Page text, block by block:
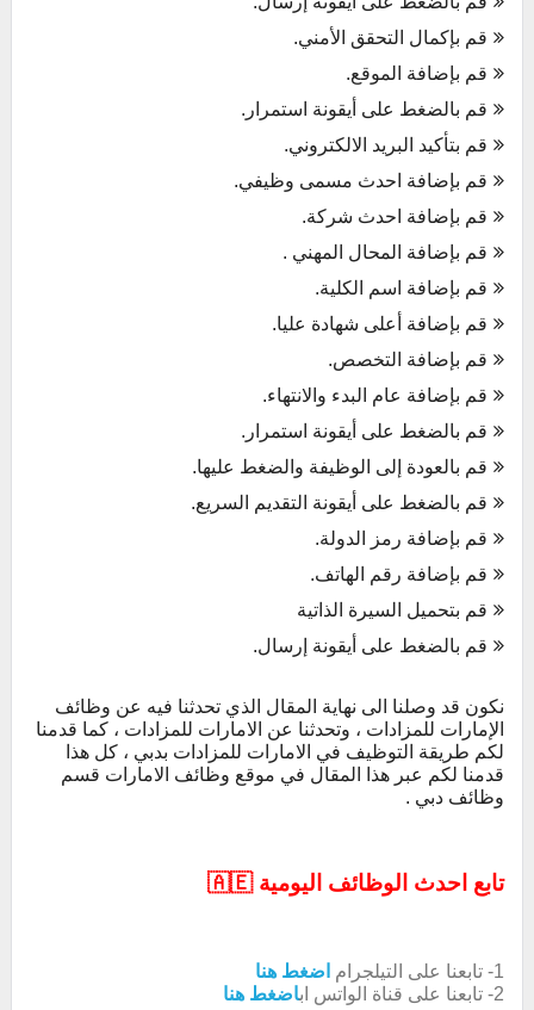
قم بإكمال التحقق الأمني.
قم بإضافة الموقع.
قم بالضغط على أيقونة استمرار.
قم بتأكيد البريد الالكتروني.
قم بإضافة احدث مسمى وظيفي.
قم بإضافة احدث شركة.
قم بإضافة المحال المهني .
قم بإضافة اسم الكلية.
قم بإضافة أعلى شهادة عليا.
قم بإضافة التخصص.
قم بإضافة عام البدء والانتهاء.
قم بالضغط على أيقونة استمرار.
قم بالعودة إلى الوظيفة والضغط عليها.
قم بالضغط على أيقونة التقديم السريع.
قم بإضافة رمز الدولة.
قم بإضافة رقم الهاتف.
قم بتحميل السيرة الذاتية
قم بالضغط على أيقونة إرسال.
نكون قد وصلنا الى نهاية المقال الذي تحدثنا فيه عن وظائف
الإمارات للمزادات ، وتحدثنا عن الامارات للمزادات ، كما قدمنا
لكم طريقة التوظيف في الامارات للمزادات بدبي ، كل هذا
قدمنا لكم عبر هذا المقال في موقع وظائف الامارات قسم
وظائف دبي .
تابع احدث الوظائف اليومية 🇦🇪
1- تابعنا على التيلجرام
اضغط هنا
2- تابعنا على قناة الواتس اب
اضغط هنا